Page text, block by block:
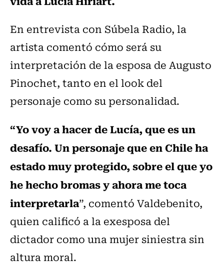
En entrevista con Súbela Radio, la
artista comentó cómo será su
interpretación de la esposa de Augusto
Pinochet, tanto en el look del
personaje como su personalidad.
“Yo voy a hacer de Lucía, que es un
desafío. Un personaje que en Chile ha
estado muy protegido, sobre el que yo
he hecho bromas y ahora me toca
interpretarla”, comentó Valdebenito,
quien calificó a la exesposa del
dictador como una mujer siniestra sin
altura moral.